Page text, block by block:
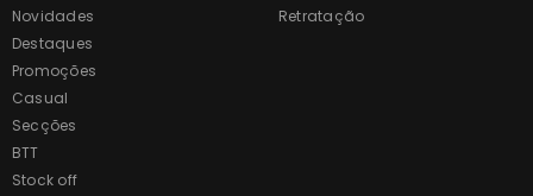
Novidades
Destaques
Promoções
Casual
Secções
BTT
Stock off
Retratação